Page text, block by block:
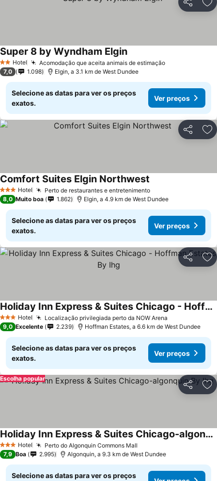
Partilhar
2 Estrelas
Hotel Acomodação que aceita animais de estimaçãoVer preços
Super 8 by Wyndham ElginVer preços
7,0 1.098 Elgin, a 3.1 km de West Dundee
Selecione as datas para ver os preços
exatos.
Ver preços
Partilhar
3 EstrelasHotel Perto de restaurantes e entretenimentoVer preços
Comfort Suites Elgin Northwest
8,0 Muito boa 1.862 Elgin, a 4.9 km de West Dundee
Selecione as datas para ver os preços
exatos.
Ver preços
Partilhar
3 EstrelasHotel Localização privilegiada perto da NOW Arena
Holiday Inn Express & Suites Chicago - Hoffman Estates By Ihg
Ver preços
9,0 Excelente 2.239 Hoffman Estates, a 6.6 km de West Dundee
Selecione as datas para ver os preços
exatos.
Ver preços
Partilhar
Escolha popular
3 EstrelasHotel Perto do Algonquin Commons Mall
Holiday Inn Express & Suites Chicago-algonquin By Ihg
Ver preços
7,9 Boa 2.995 Algonquin, a 9.3 km de West Dundee
Selecione as datas para ver os preços